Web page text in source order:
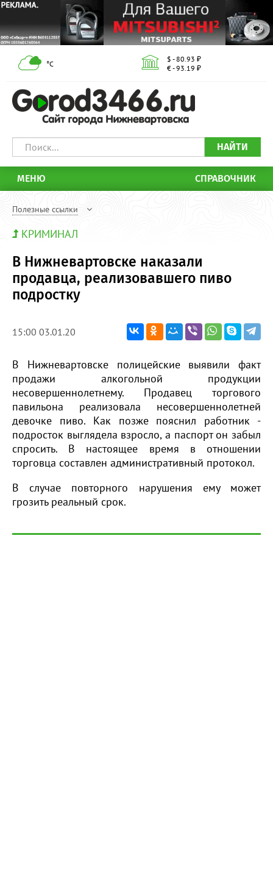
°С
$ - 80.93 ₽
€ - 93.19 ₽
НАЙТИ
МЕНЮ СПРАВОЧНИК
Полезные ссылки
КРИМИНАЛ
В Нижневартовске наказали
продавца, реализовавшего пиво
подростку
15:00 03.01.20
В Нижневартовске полицейские выявили факт
продажи алкогольной продукции
несовершеннолетнему. Продавец торгового
павильона реализовала несовершеннолетней
девочке пиво. Как позже пояснил работник -
подросток выглядела взросло, а паспорт он забыл
спросить. В настоящее время в отношении
торговца составлен административный протокол.
В случае повторного нарушения ему может
грозить реальный срок.